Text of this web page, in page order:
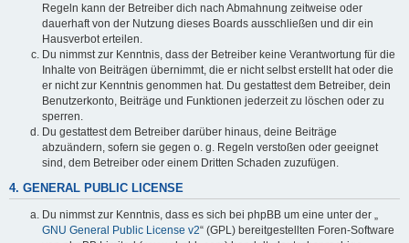
Regeln kann der Betreiber dich nach Abmahnung zeitweise oder
dauerhaft von der Nutzung dieses Boards ausschließen und dir ein
Hausverbot erteilen.
Du nimmst zur Kenntnis, dass der Betreiber keine Verantwortung für die
Inhalte von Beiträgen übernimmt, die er nicht selbst erstellt hat oder die
er nicht zur Kenntnis genommen hat. Du gestattest dem Betreiber, dein
Benutzerkonto, Beiträge und Funktionen jederzeit zu löschen oder zu
sperren.
Du gestattest dem Betreiber darüber hinaus, deine Beiträge
abzuändern, sofern sie gegen o. g. Regeln verstoßen oder geeignet
sind, dem Betreiber oder einem Dritten Schaden zuzufügen.
4. GENERAL PUBLIC LICENSE
Du nimmst zur Kenntnis, dass es sich bei phpBB um eine unter der „
GNU General Public License v2“ (GPL) bereitgestellten Foren-Software